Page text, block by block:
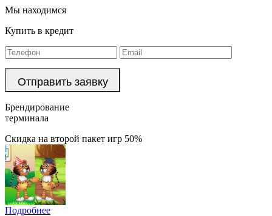
Мы находимся
Купить в кредит
Брендирование
терминала
Скидка на второй пакет игр 50%
Подробнее